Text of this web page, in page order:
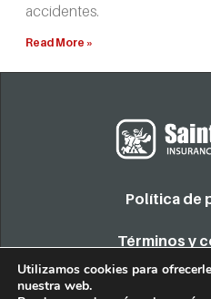
accidentes.
Read More »
Política de
Términos y
COPYRIGHT 2022. TODOS
Utilizamos cookies para
nuestra web.